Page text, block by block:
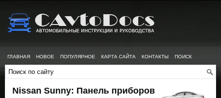
ГЛАВНАЯ НОВОЕ ПОПУЛЯРНОЕ КАРТА САЙТА КОНТАКТЫ ПОИСК
Nissan Sunny: Панель приборов